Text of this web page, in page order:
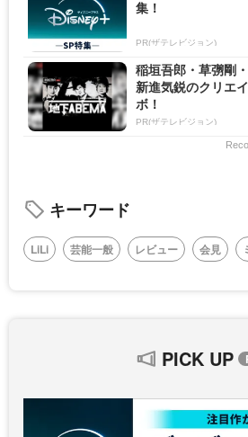
集！
PR(ザテレビジョン)
稲垣吾郎・草彅剛
新進気鋭のクリエ
ボ！
PR(ザテレビジョン)
キーワード
LiLi 芸能一般 レビュー 会見
PICK UP